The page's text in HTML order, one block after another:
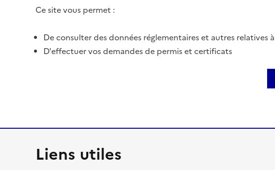
Ce site vous permet :
De consulter des données réglementaires et autres relatives
D'effectuer vos demandes de permis et certificats
Liens utiles